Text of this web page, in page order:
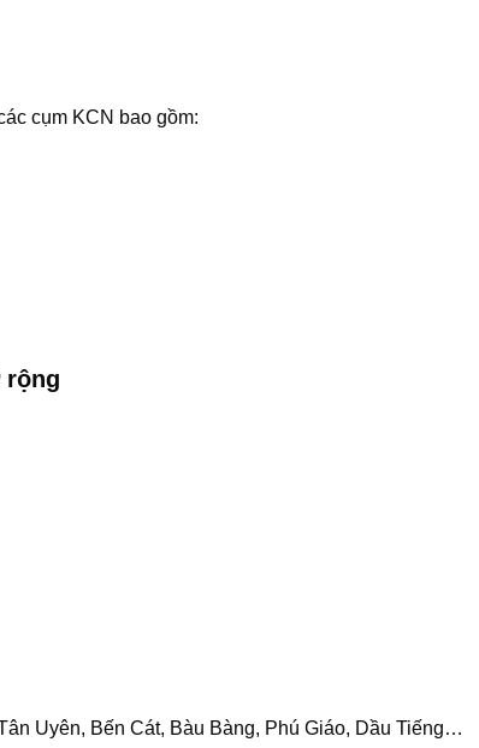
cụm KCN bao gồm:
rộng
Uyên, Bến Cát, Bàu Bàng, Phú Giáo, Dầu Tiếng…